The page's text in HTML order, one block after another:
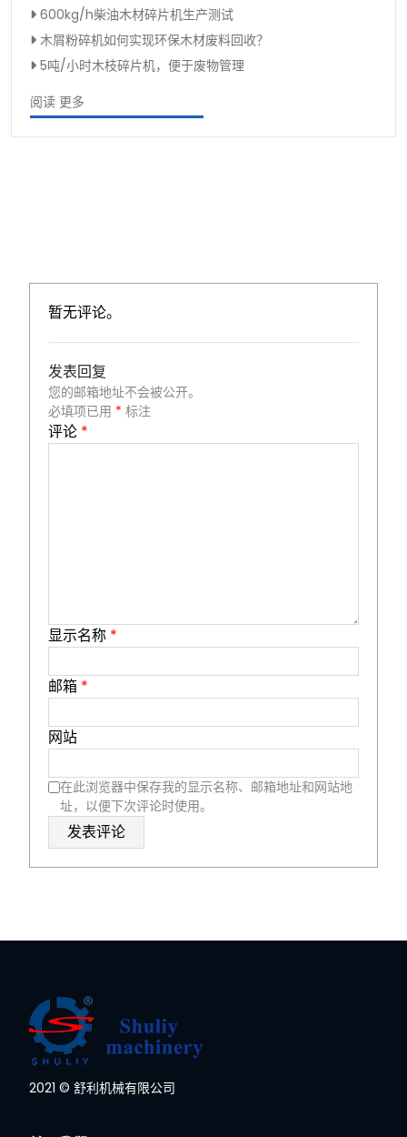
600kg/h柴油木材碎片机生产测试
木屑粉碎机如何实现环保木材废料回收？
5吨/小时木枝碎片机，便于废物管理
阅读 更多
暂无评论。
发表回复
您的邮箱地址不会被公开。
必填项已用 * 标注
评论 *
显示名称 *
邮箱 *
网站
在此浏览器中保存我的显示名称、邮箱地址和网站地
址，以便下次评论时使用。
2021 © 舒利机械有限公司